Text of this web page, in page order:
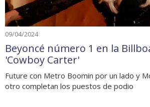
09/04/2024
Beyoncé número 1 en la
'Cowboy Carter'
Future con Metro Boomin por un lado y
otro completan los puestos de podio